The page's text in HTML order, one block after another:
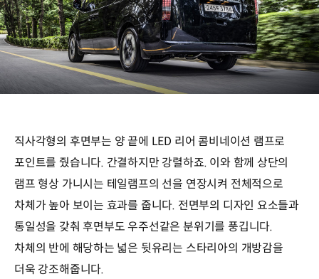
직사각형의 후면부는 양 끝에 LED 리어 콤비네이션 램프로
포인트를 줬습니다. 간결하지만 강렬하죠. 이와 함께 상단의
램프 형상 가니시는 테일램프의 선을 연장시켜 전체적으로
차체가 높아 보이는 효과를 줍니다. 전면부의 디자인 요소들과
통일성을 갖춰 후면부도 우주선같은 분위기를 풍깁니다.
차체의 반에 해당하는 넓은 뒷유리는 스타리아의 개방감을
더욱 강조해줍니다.